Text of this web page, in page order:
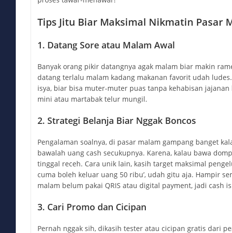
Tips Jitu Biar Maksimal Nikmatin Pasar
1. Datang Sore atau Malam Awal
Banyak orang pikir datangnya agak malam biar makin
datang terlalu malam kadang makanan favorit udah
isya, biar bisa muter-muter puas tanpa kehabisan
mini atau martabak telur mungil.
2. Strategi Belanja Biar Nggak Boncos
Pengalaman soalnya, di pasar malam gampang banget
bawalah uang cash secukupnya. Karena, kalau bawa
tinggal receh. Cara unik lain, kasih target maksimal
cuma boleh keluar uang 50 ribu’, udah gitu aja. Hampir
malam belum pakai QRIS atau digital payment, jadi cash
3. Cari Promo dan Cicipan
Pernah nggak sih, dikasih tester atau cicipan gratis dari